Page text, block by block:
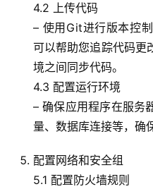
4.2 上传代码
– 使用Git进行版本控
可以帮助您追踪代码更
境之间同步代码。
4.3 配置运行环境
– 确保应用程序在服务
量、数据库连接等，确
配置网络和安全组
5.1 配置防火墙规则